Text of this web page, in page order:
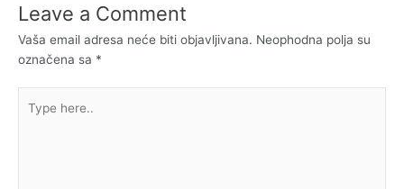
Leave a Comment
Vaša email adresa neće biti objavljivana. Neophodna polja su
označena sa *
here..